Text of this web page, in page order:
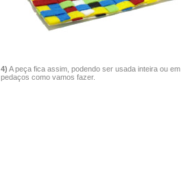
4) A peça fica assim, podendo ser usada inteira ou em
pedaços como vamos fazer.